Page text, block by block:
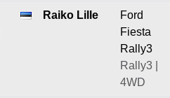
Raiko Lille
Ford
Fiesta
Rally3
Rally3 |
4WD